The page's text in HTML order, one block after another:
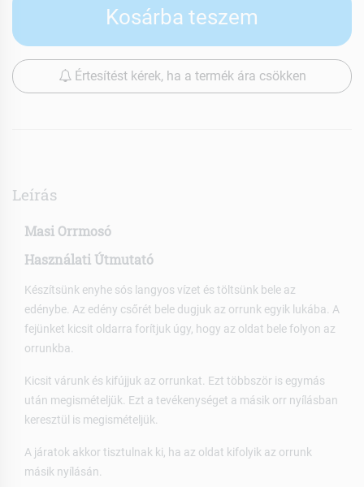
Kosárba teszem
Értesítést kérek, ha a termék ára csökken
Leírás
Masi Orrmosó
Használati Útmutató
Készítsünk enyhe sós langyos vízet és töltsünk bele az
edénybe. Az edény csőrét bele dugjuk az orrunk egyik lukába. A
fejünket kicsit oldarra forítjuk úgy, hogy az oldat bele folyon az
orrunkba.
Kicsit várunk és kifújjuk az orrunkat. Ezt többször is egymás
után megismételjük. Ezt a tevékenységet a másik orr nyílásban
keresztül is megismételjük.
A járatok akkor tisztulnak ki, ha az oldat kifolyik az orrunk
másik nyílásán.